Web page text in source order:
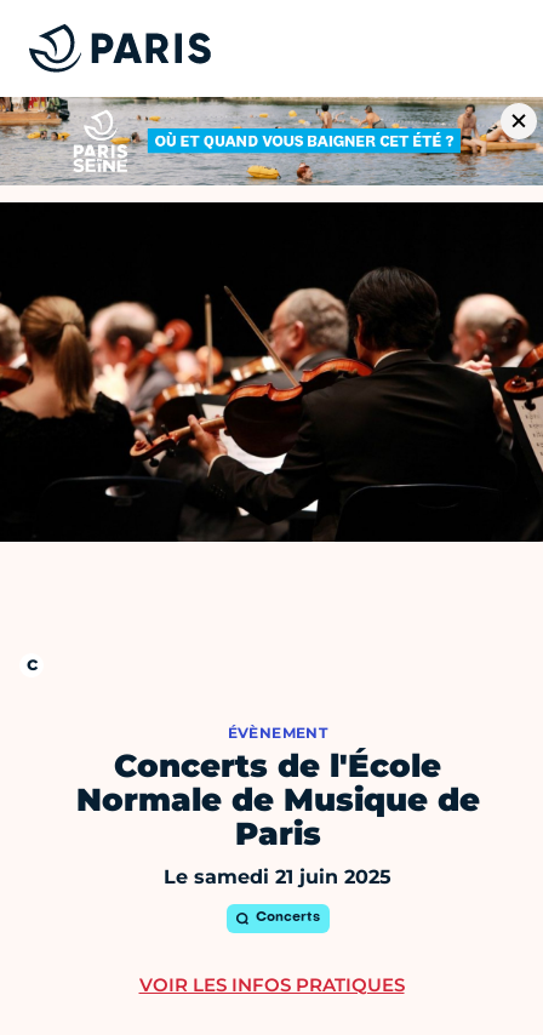
ÉVÈNEMENT
Concerts de l'École
Normale de Musique de
Paris
Le samedi 21 juin 2025
Concerts
VOIR LES INFOS PRATIQUES